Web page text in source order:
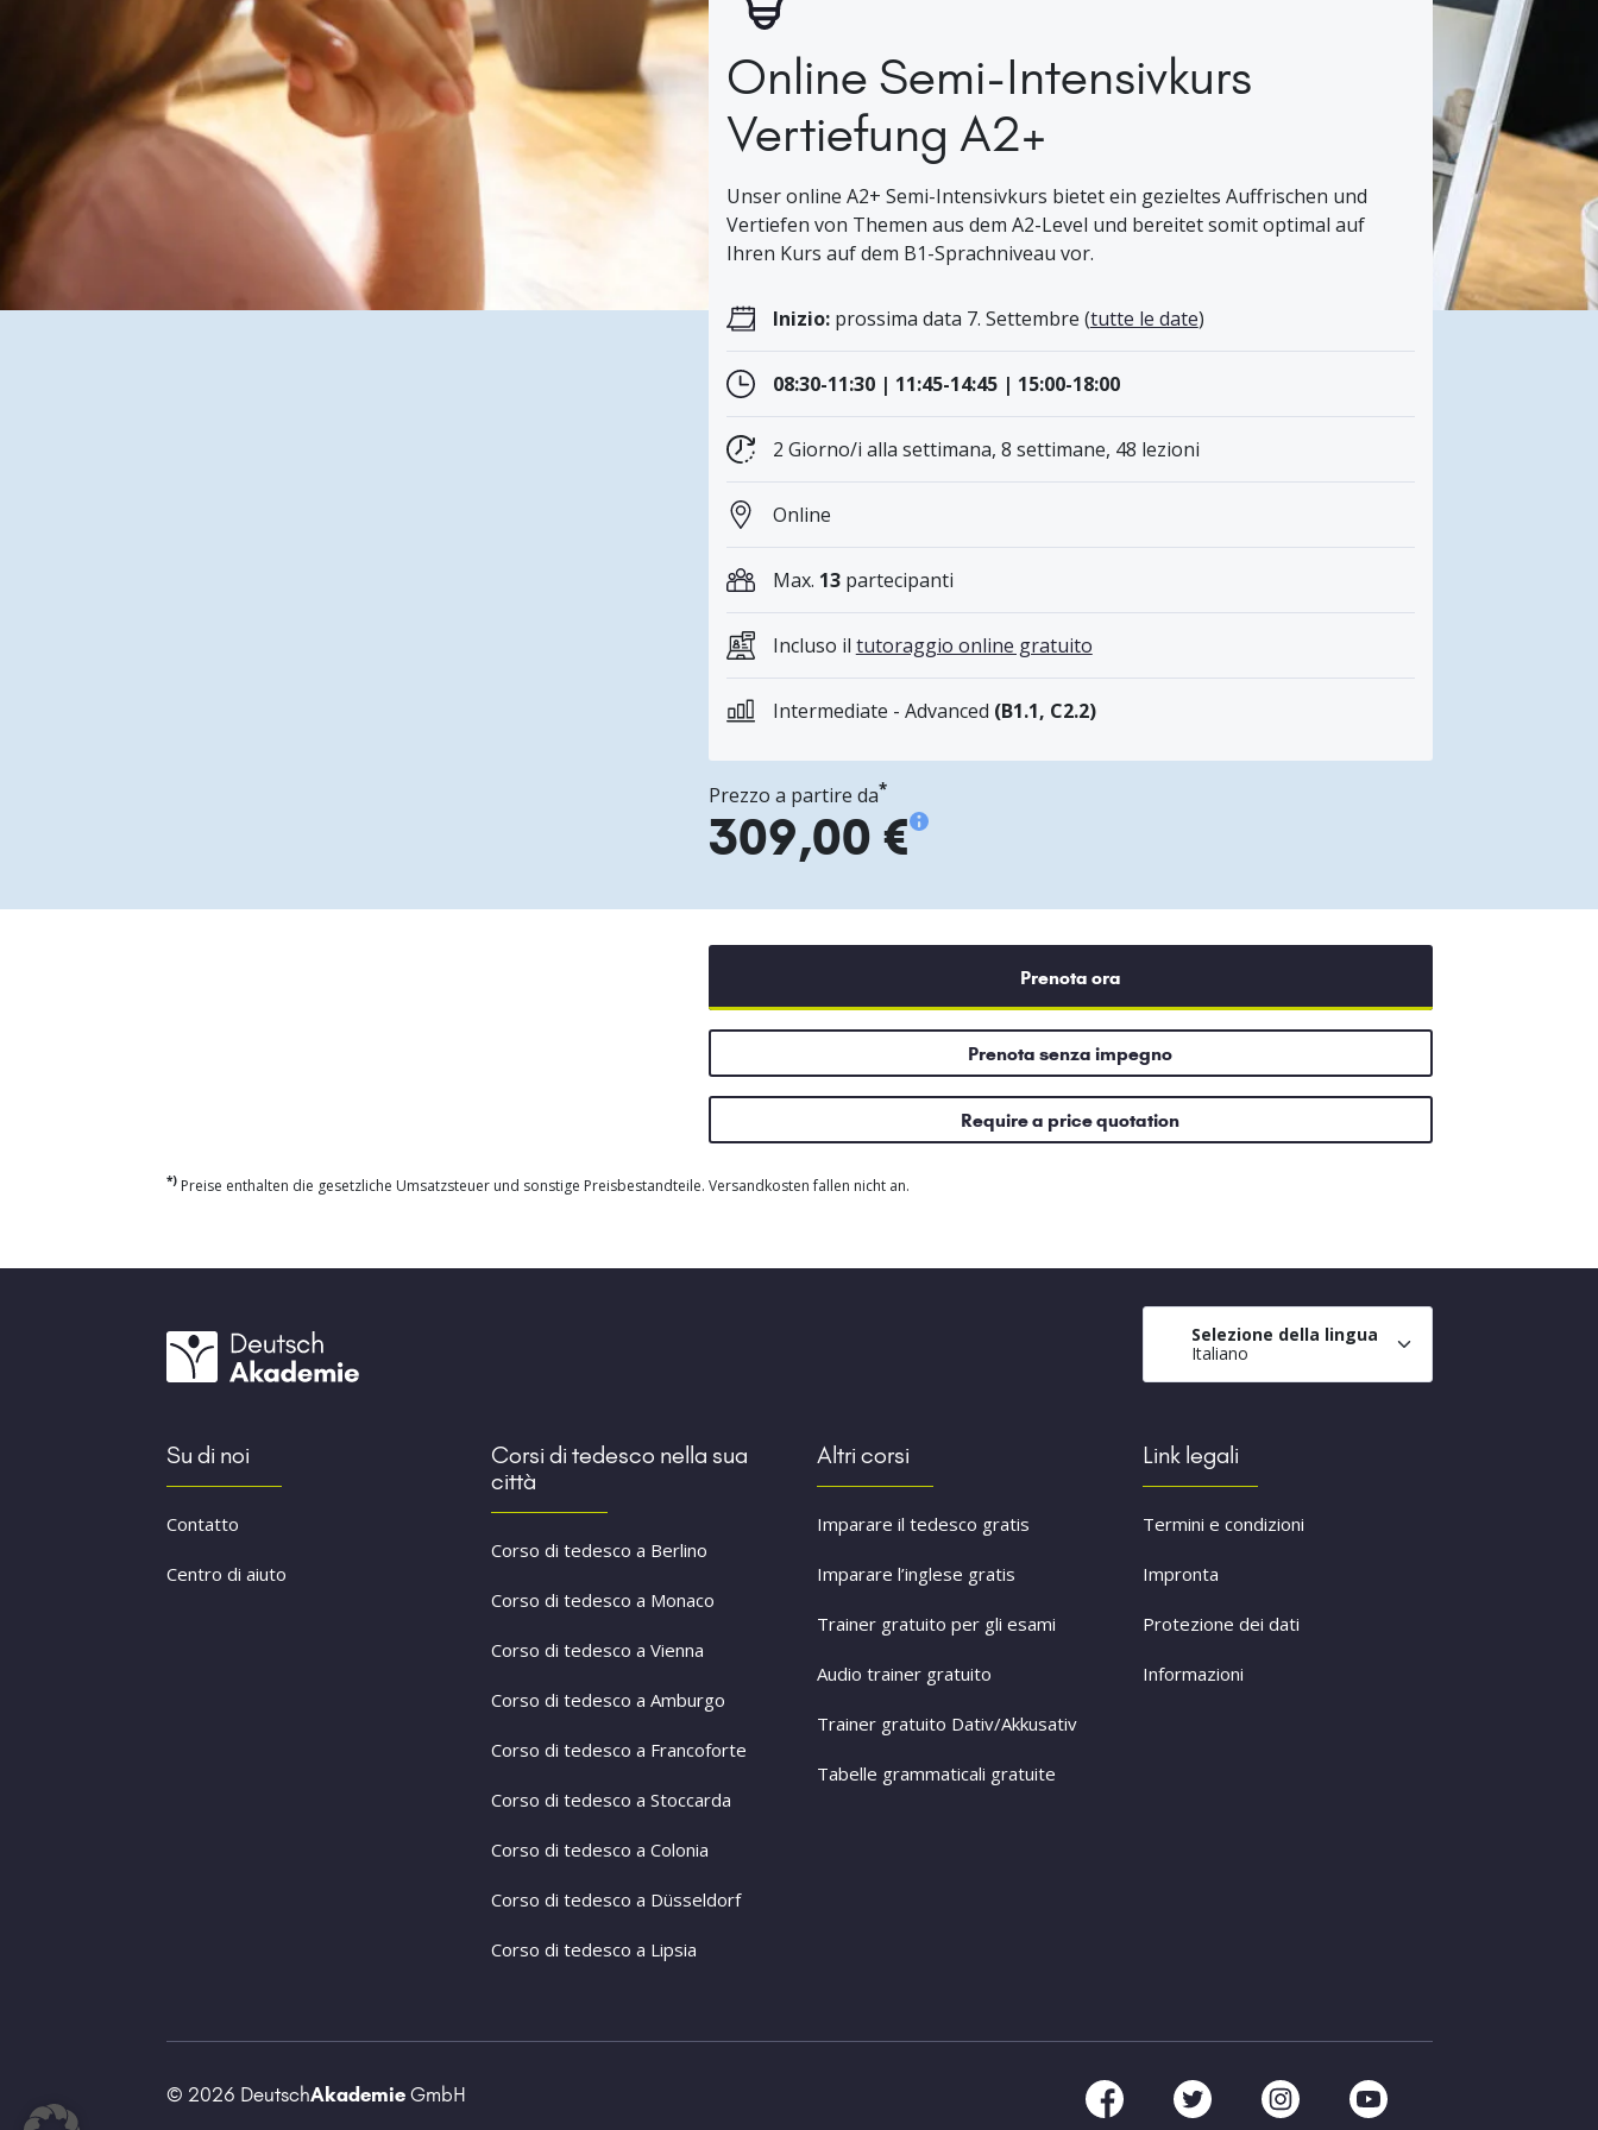
Online Semi-Intensivkurs
Vertiefung A2+
Unser online A2+ Semi-Intensivkurs bietet ein gezieltes Auffrischen und
Vertiefen von Themen aus dem A2-Level und bereitet somit optimal auf
Ihren Kurs auf dem B1-Sprachniveau vor.
Inizio:prossima data 7. Settembre (tutte le date)
08:30-11:30 | 11:45-14:45 | 15:00-18:00
2 Giorno/i alla settimana, 8 settimane, 48 lezioni
Online
Max. 13partecipanti
Incluso il tutoraggio online gratuito
Intermediate - Advanced (B1.1, C2.2)
Prezzo a partire da*
309,00 €
Prenota ora
Prenota senza impegno
Require a price quotation
*)Preise enthalten die gesetzliche Umsatzsteuer und sonstige Preisbestandteile. Versandkosten fallen nicht an.
Selezione della lingua
Italiano
Su di noi
Contatto
Centro di aiuto
Corsi di tedesco nella sua
città
Corso di tedesco a Berlino
Corso di tedesco a Monaco
Corso di tedesco a Vienna
Corso di tedesco a Amburgo
Corso di tedesco a Francoforte
Corso di tedesco a Stoccarda
Corso di tedesco a Colonia
Corso di tedesco a Düsseldorf
Corso di tedesco a Lipsia
Altri corsi
Imparare il tedesco gratis
Imparare l’inglese gratis
Trainer gratuito per gli esami
Audio trainer gratuito
Trainer gratuito Dativ/Akkusativ
Tabelle grammaticali gratuite
Link legali
Termini e condizioni
Impronta
Protezione dei dati
Informazioni
© 2026 DeutschAkademieGmbH